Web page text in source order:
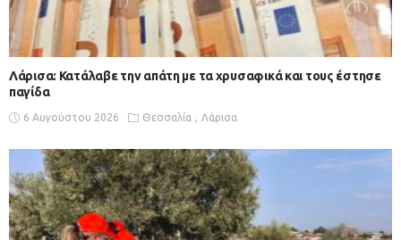
Λάρισα: Κατάλαβε την απάτη με τα χρυσαφικά και τους έστησε
παγίδα
6 Αυγούστου 2026 Θεσσαλία Λάρισα